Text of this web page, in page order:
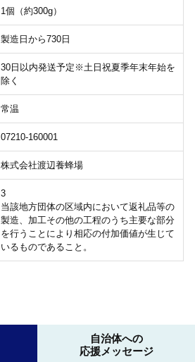
1個（約300g）
製造日から730日
30日以内発送予定※土日祝夏季年末年始を
除く
常温
07210-160001
株式会社渡辺養蜂場
3
当該地方団体の区域内において返礼品等の
製造、加工その他の工程のうち主要な部分
を行うことにより相応の付加価値が生じて
いるものであること。
自治体への
応援メッセージ